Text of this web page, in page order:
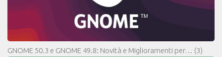
GNOME 50.3 e GNOME 49.8: Novità e Miglioramenti per… (3)